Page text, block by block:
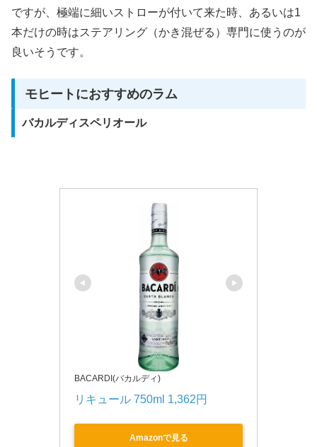
ですが、極端に細いストローが付いて来た時、あるいは1
本だけの時はステアリング（かき混ぜる）専門に使うのが
良いそうです。
モヒートにおすすめのラム
バカルディスペリオール
BACARDI(バカルディ)
リキュール 750ml 1,362円
Amazonで見る